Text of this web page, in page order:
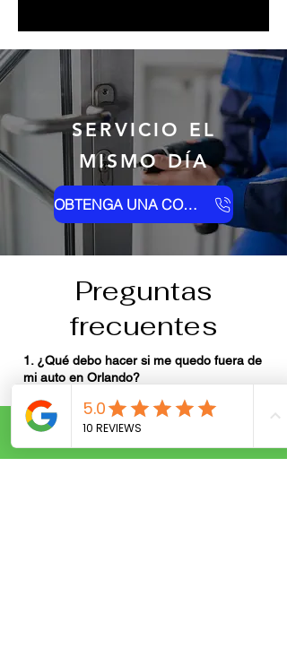
SERVICIO EL
MISMO DÍA
OBTENGA UNA COTIZACIÓN AHORA
Preguntas
frecuentes
1. ¿Qué debo hacer si me quedo fuera de
mi auto en Orlando?
preocupe. A & H Locksmith Service ofrece
un servicio rápido y confiable de apertura
de puertas de autos en Orlando y
alrededores. Nuestros cerrajeros móviles